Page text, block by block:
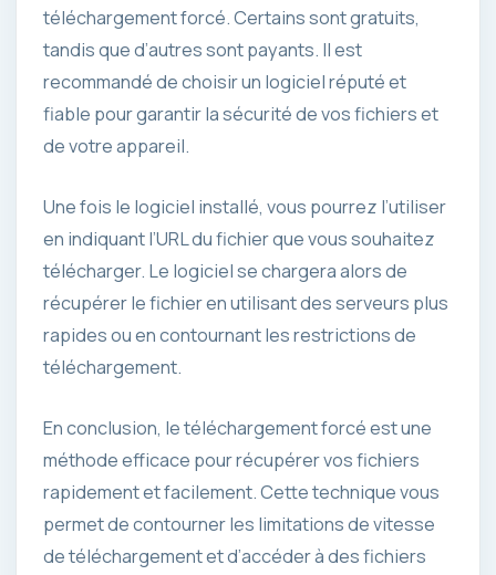
téléchargement forcé. Certains sont gratuits,
tandis que d’autres sont payants. Il est
recommandé de choisir un logiciel réputé et
fiable pour garantir la sécurité de vos fichiers et
de votre appareil.
Une fois le logiciel installé, vous pourrez l’utiliser
en indiquant l’URL du fichier que vous souhaitez
télécharger. Le logiciel se chargera alors de
récupérer le fichier en utilisant des serveurs plus
rapides ou en contournant les restrictions de
téléchargement.
En conclusion, le téléchargement forcé est une
méthode efficace pour récupérer vos fichiers
rapidement et facilement. Cette technique vous
permet de contourner les limitations de vitesse
de téléchargement et d’accéder à des fichiers